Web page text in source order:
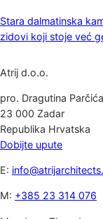
Stara dalmatinska
zidovi koji stoje već
Atrij d.o.o.
pro. Dragutina
23 000 Zadar
Republika Hrvatska
Dobijte upute
E:
M: +385 23 314 076